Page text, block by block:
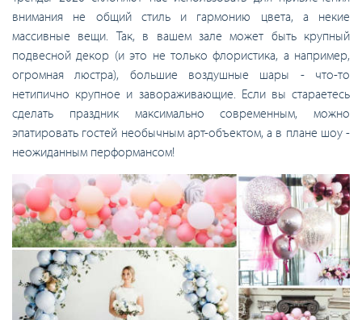
внимания не общий стиль и гармонию цвета, а некие
массивные вещи. Так, в вашем зале может быть крупный
подвесной декор (и это не только флористика, а например,
огромная люстра), большие воздушные шары - что-то
нетипично крупное и завораживающие. Если вы стараетесь
сделать праздник максимально современным, можно
эпатировать гостей необычным арт-объектом, а в плане шоу -
неожиданным перформансом!